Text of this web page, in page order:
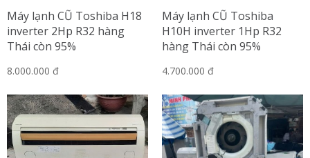
Máy lạnh CŨ Toshiba H18
inverter 2Hp R32 hàng
Thái còn 95%
8.000.000 đ
Máy lạnh CŨ Toshiba
H10H inverter 1Hp R32
hàng Thái còn 95%
4.700.000 đ